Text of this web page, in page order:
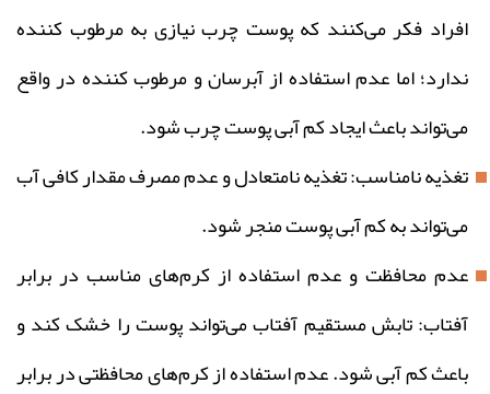
افراد فکر می‌کنند که پوست چرب نیازی به مرطوب کننده
ندارد؛ اما عدم استفاده از آبرسان و مرطوب کننده در واقع
می‌تواند باعث ایجاد کم آبی پوست چرب شود.
تغذیه نامناسب: تغذیه نامتعادل و عدم مصرف مقدار کافی آب
می‌تواند به کم آبی پوست منجر شود.
عدم محافظت و عدم استفاده از کرم‌های مناسب در برابر
آفتاب: تابش مستقیم آفتاب می‌تواند پوست را خشک کند و
باعث کم آبی شود. عدم استفاده از کرم‌های محافظتی در برابر